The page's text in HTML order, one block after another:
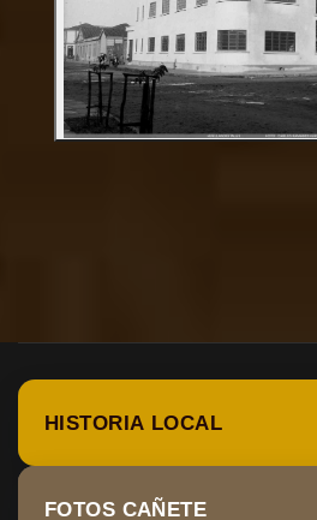
HISTORIA LOCAL
FOTOS CAÑETE